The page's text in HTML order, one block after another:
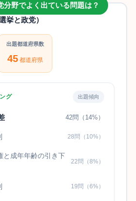
分野でよく出ている問題は？
挙と政党）
出題都道府県数
45都道府県
グ 出題傾向
42問（14%）
28問（10%）
と成年年齢の引き下
22問（8%）
19問（6%）